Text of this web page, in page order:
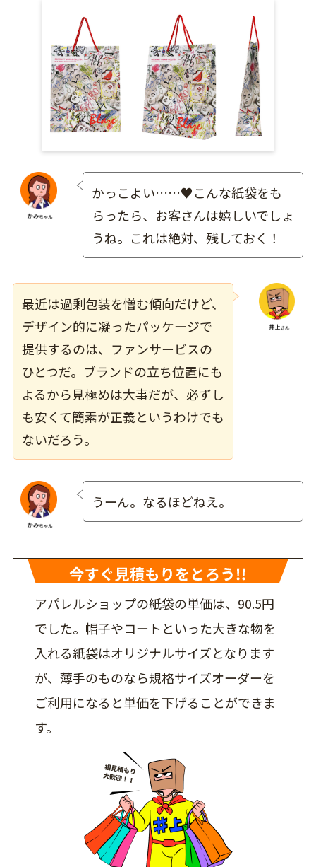
かっこよい……♥こんな紙袋をも
らったら、お客さんは嬉しいでしょ
うね。これは絶対、残しておく！
最近は過剰包装を憎む傾向だけど、
デザイン的に凝ったパッケージで
提供するのは、ファンサービスの
ひとつだ。ブランドの立ち位置にも
よるから見極めは大事だが、必ずし
も安くて簡素が正義というわけでも
ないだろう。
うーん。なるほどねえ。
アパレルショップの紙袋の単価は、90.5円
でした。帽子やコートといった大きな物を
入れる紙袋はオリジナルサイズとなります
が、薄手のものなら規格サイズオーダーを
ご利用になると単価を下げることができま
す。